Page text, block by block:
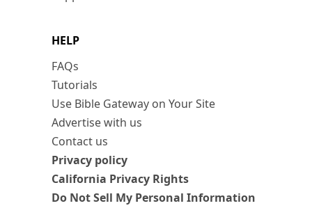
HELP
FAQs
Tutorials
Use Bible Gateway on Your Site
Advertise with us
Contact us
Privacy policy
California Privacy Rights
Do Not Sell My Personal Information